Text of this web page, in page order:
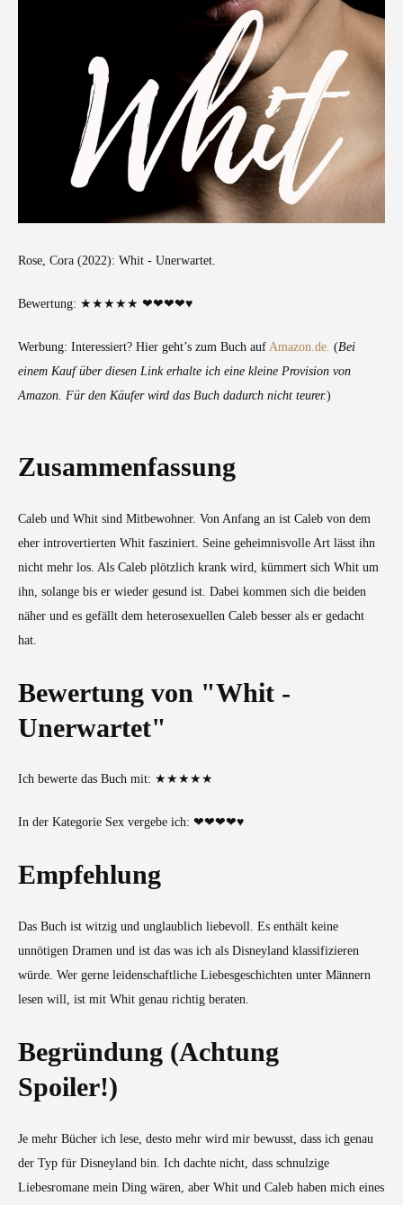
Rose, Cora (2022): Whit - Unerwartet.
Bewertung: ★★★★★ ❤❤❤❤♥
Werbung: Interessiert? Hier geht’s zum Buch auf Amazon.de. (Bei
einem Kauf über diesen Link erhalte ich eine kleine Provision von
Amazon. Für den Käufer wird das Buch dadurch nicht teurer.)
Zusammenfassung
Caleb und Whit sind Mitbewohner. Von Anfang an ist Caleb von dem
eher introvertierten Whit fasziniert. Seine geheimnisvolle Art lässt ihn
nicht mehr los. Als Caleb plötzlich krank wird, kümmert sich Whit um
ihn, solange bis er wieder gesund ist. Dabei kommen sich die beiden
näher und es gefällt dem heterosexuellen Caleb besser als er gedacht
hat.
Bewertung von "Whit -
Unerwartet"
Ich bewerte das Buch mit: ★★★★★
In der Kategorie Sex vergebe ich: ❤❤❤❤♥
Empfehlung
Das Buch ist witzig und unglaublich liebevoll. Es enthält keine
unnötigen Dramen und ist das was ich als Disneyland klassifizieren
würde. Wer gerne leidenschaftliche Liebesgeschichten unter Männern
lesen will, ist mit Whit genau richtig beraten.
Begründung (Achtung
Spoiler!)
Je mehr Bücher ich lese, desto mehr wird mir bewusst, dass ich genau
der Typ für Disneyland bin. Ich dachte nicht, dass schnulzige
Liebesromane mein Ding wären, aber Whit und Caleb haben mich eines